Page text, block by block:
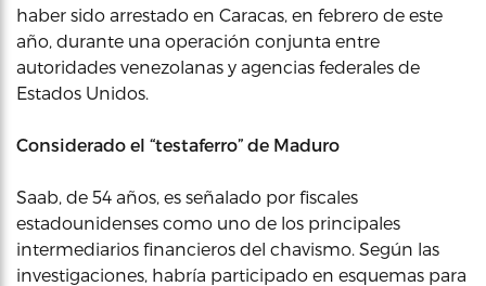
haber sido arrestado en Caracas, en febrero de este
año, durante una operación conjunta entre
autoridades venezolanas y agencias federales de
Estados Unidos.
Considerado el “testaferro” de Maduro
Saab, de 54 años, es señalado por fiscales
estadounidenses como uno de los principales
intermediarios financieros del chavismo. Según las
investigaciones, habría participado en esquemas para